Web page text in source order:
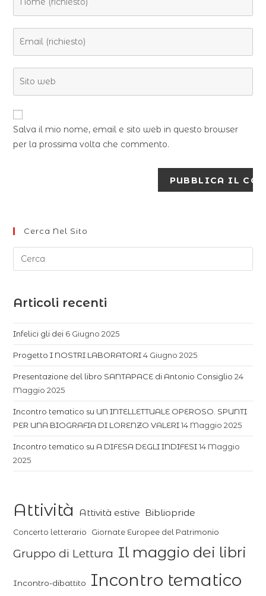
Salva il mio nome, email e sito web in questo browser
per la prossima volta che commento.
Cerca Nel Sito
Articoli recenti
Infelici gli dei 6 Giugno 2025
Progetto I NOSTRI LABORATORI 4 Giugno 2025
Presentazione del libro SANTAPACE di Antonio Consiglio 24
Maggio 2025
Incontro tematico su UN INTELLETTUALE OPEROSO. SPUNTI
PER UNA BIOGRAFIA DI LORENZO VALERI 14 Maggio 2025
Incontro tematico su A DIFESA DEGLI INDIFESI 14 Maggio
2025
Attività Attività estive Bibliopride
Concerto letterario Giornate Europee del Patrimonio
Gruppo di Lettura Il maggio dei libri
Incontro-dibattito Incontro tematico